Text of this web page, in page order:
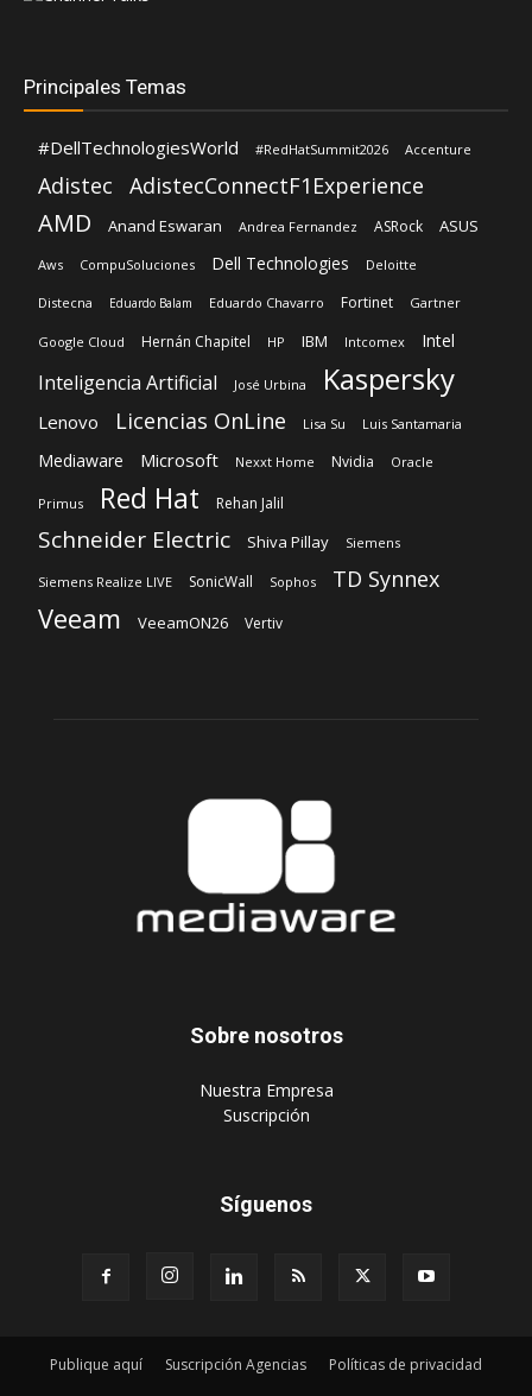
Principales Temas
#DellTechnologiesWorld #RedHatSummit2026 Accenture
Adistec AdistecConnectF1Experience
AMD Anand Eswaran Andrea Fernandez ASRock ASUS
Aws CompuSoluciones Dell Technologies Deloitte
Distecna Eduardo Balam Eduardo Chavarro Fortinet Gartner
Google Cloud Hernán Chapitel HP IBM Intcomex Intel
Inteligencia Artificial José Urbina Kaspersky
Lenovo Licencias OnLine Lisa Su Luis Santamaria
Mediaware Microsoft Nexxt Home Nvidia Oracle
Primus Red Hat Rehan Jalil
Schneider Electric Shiva Pillay Siemens
Siemens Realize LIVE SonicWall Sophos TD Synnex
Veeam VeeamON26 Vertiv
Sobre nosotros
‎Nuestra Empresa
‎Suscripción
Síguenos
Publique aquí Suscripción Agencias Políticas de privacidad